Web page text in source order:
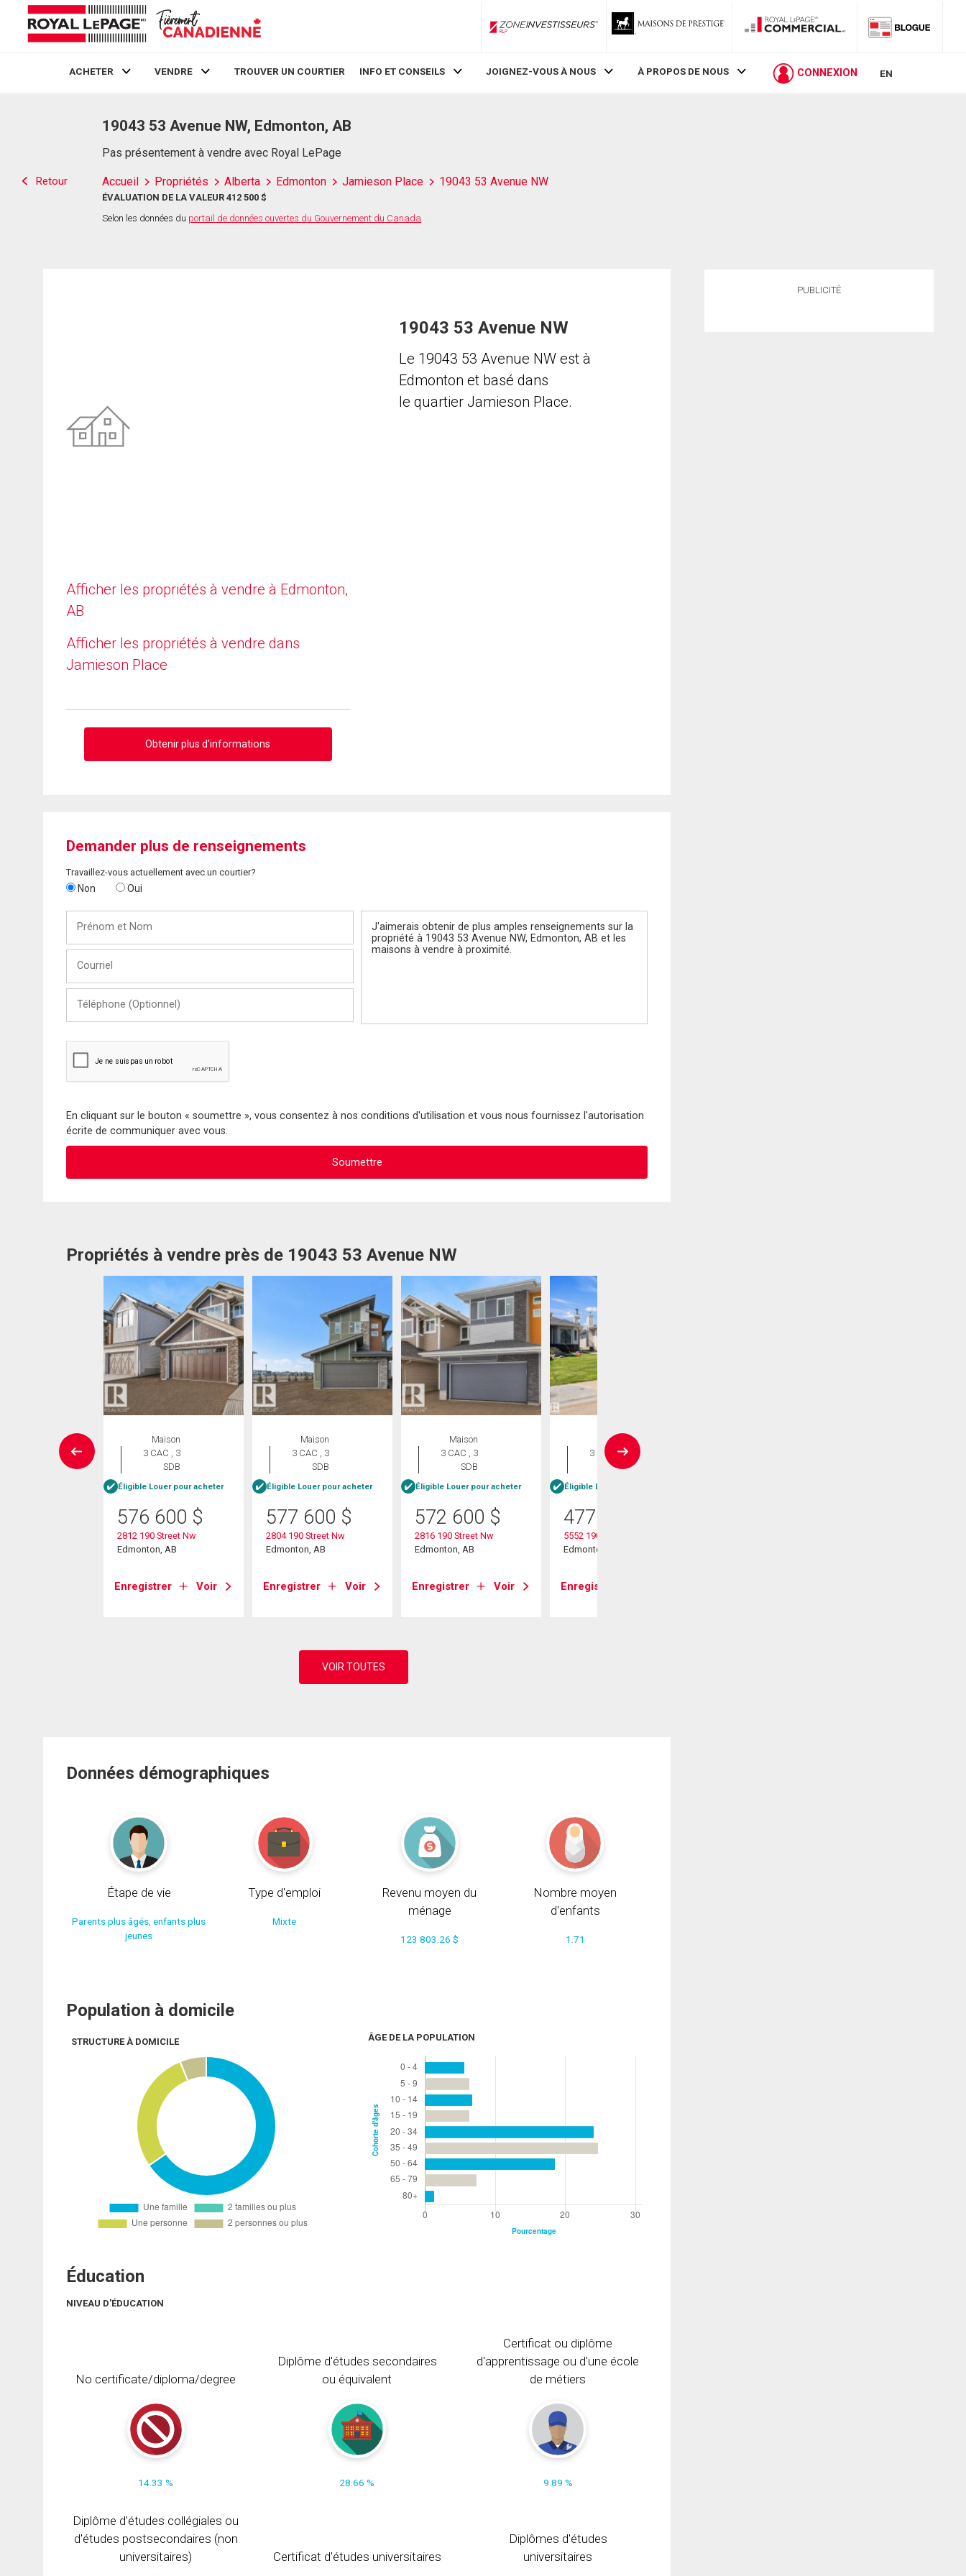
ZoneInvestisseurs RLP
ACHETER VENDRE TROUVER UN COURTIER INFO ET CONSEILS JOIGNEZ-VOUS À NOUS À PROPOS DE NOUS CONNEXION EN
Retour
19043 53 Avenue NW, Edmonton, AB
Pas présentement à vendre avec Royal LePage
Accueil Propriétés Alberta Edmonton Jamieson Place 19043 53 Avenue NW
ÉVALUATION DE LA VALEUR 412 500 $
Selon les données du portail de données ouvertes du Gouvernement du Canada
Afficher les propriétés à vendre à Edmonton,
AB
Afficher les propriétés à vendre dans
Jamieson Place
Obtenir plus d'informations
19043 53 Avenue NW
Le 19043 53 Avenue NW est à
Edmonton et basé dans
le quartier Jamieson Place.
Demander plus de renseignements
Travaillez-vous actuellement avec un courtier?
Non Oui
Nom
(Optionnel)
En cliquant sur le bouton « soumettre », vous consentez à nos conditions d'utilisation et vous nous fournissez l'autorisation
écrite de communiquer avec vous.
Propriétés à vendre près de 19043 53 Avenue NW
Maison
3 CAC , 3
SDB
Éligible Louer pour acheter
576 600 $
2812 190 Street Nw
Edmonton, AB
Enregistrer Voir
Maison
3 CAC , 3
SDB
Éligible Louer pour acheter
577 600 $
2804 190 Street Nw
Edmonton, AB
Enregistrer Voir
Maison
3 CAC , 3
SDB
Éligible Louer pour acheter
572 600 $
2816 190 Street Nw
Edmonton, AB
Enregistrer Voir
Maison
3 CAC , 3
SDB
Éligible Louer pour acheter
477 400
5552 190a Street Nw
Edmonton, AB
Enregistrer
Données démographiques
Étape de vie
Parents plus âgés, enfants plus
jeunes
Type d'emploi
Mixte
Revenu moyen du
ménage
123 803.26 $
Nombre moyen
d'enfants
1.71
Population à domicile
STRUCTURE À DOMICILE ÂGE DE LA POPULATION
Éducation
NIVEAU D'ÉDUCATION
No certificate/diploma/degree
14.33 %
Diplôme d'études secondaires
ou équivalent
28.66 %
Certificat ou diplôme
d'apprentissage ou d'une école
de métiers
9.89 %
Diplôme d'études collégiales ou
d'études postsecondaires (non
universitaires)
Certificat d'études universitaires
Diplômes d'études
universitaires
PUBLICITÉ